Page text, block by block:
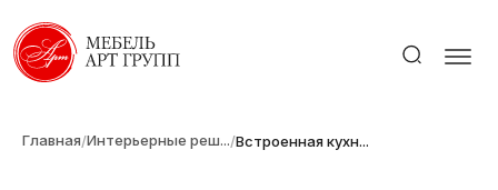
Главная/Интерьерные реш.../Встроенная кухн...